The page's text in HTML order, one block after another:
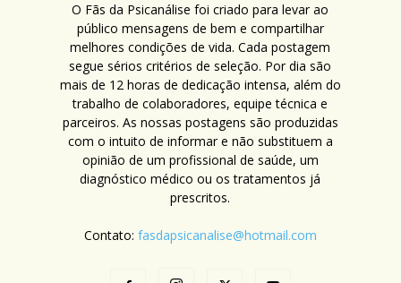
O Fãs da Psicanálise foi criado para levar ao
público mensagens de bem e compartilhar
melhores condições de vida. Cada postagem
segue sérios critérios de seleção. Por dia são
mais de 12 horas de dedicação intensa, além do
trabalho de colaboradores, equipe técnica e
parceiros. As nossas postagens são produzidas
com o intuito de informar e não substituem a
opinião de um profissional de saúde, um
diagnóstico médico ou os tratamentos já
prescritos.
Contato: fasdapsicanalise@hotmail.com